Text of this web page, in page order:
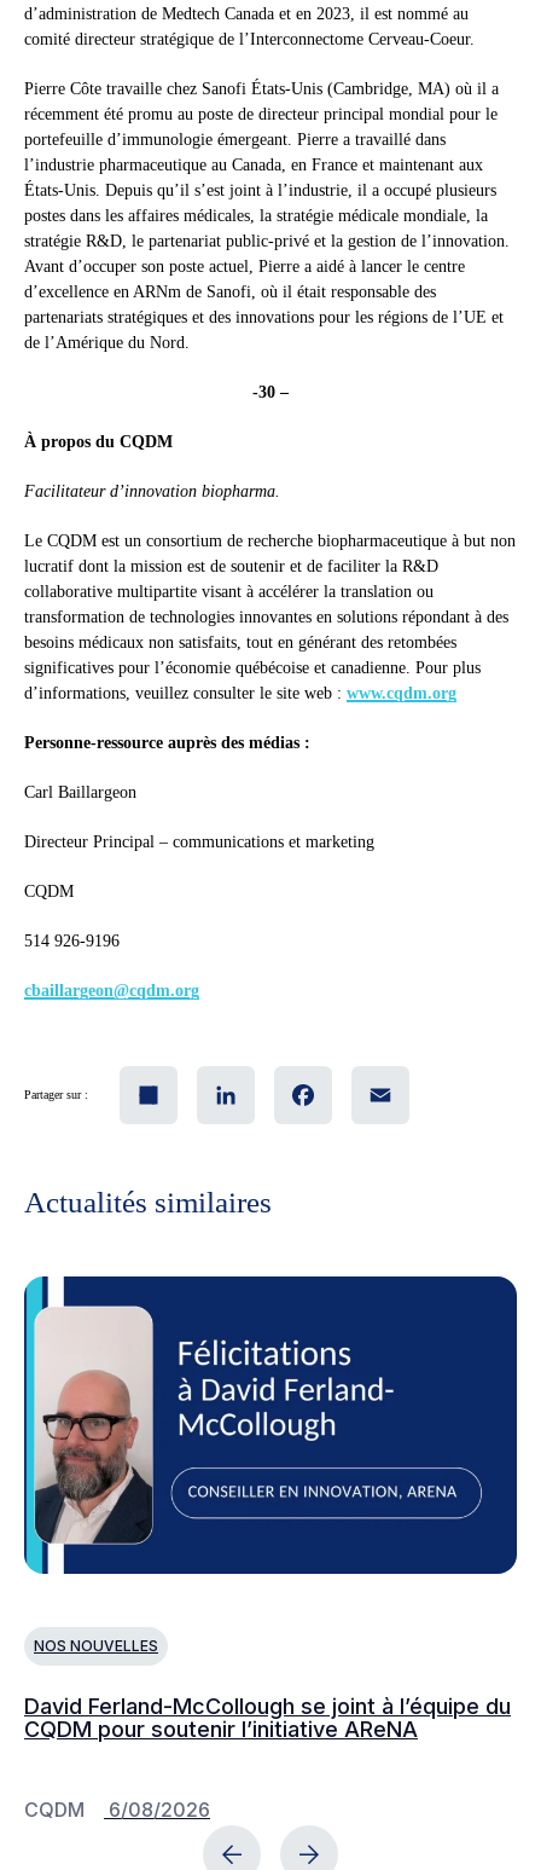
d’administration de Medtech Canada et en 2023, il est nommé au
comité directeur stratégique de l’Interconnectome Cerveau-Coeur.
Pierre Côte travaille chez Sanofi États-Unis (Cambridge, MA) où il a
récemment été promu au poste de directeur principal mondial pour le
portefeuille d’immunologie émergeant. Pierre a travaillé dans
l’industrie pharmaceutique au Canada, en France et maintenant aux
États-Unis. Depuis qu’il s’est joint à l’industrie, il a occupé plusieurs
postes dans les affaires médicales, la stratégie médicale mondiale, la
stratégie R&D, le partenariat public-privé et la gestion de l’innovation.
Avant d’occuper son poste actuel, Pierre a aidé à lancer le centre
d’excellence en ARNm de Sanofi, où il était responsable des
partenariats stratégiques et des innovations pour les régions de l’UE et
de l’Amérique du Nord.
-30 –
À propos du CQDM
Facilitateur d’innovation biopharma.
Le CQDM est un consortium de recherche biopharmaceutique à but non
lucratif dont la mission est de soutenir et de faciliter la R&D
collaborative multipartite visant à accélérer la translation ou
transformation de technologies innovantes en solutions répondant à des
besoins médicaux non satisfaits, tout en générant des retombées
significatives pour l’économie québécoise et canadienne. Pour plus
d’informations, veuillez consulter le site web : www.cqdm.org
Personne-ressource auprès des médias :
Carl Baillargeon
Directeur Principal – communications et marketing
CQDM
514 926-9196
cbaillargeon@cqdm.org
Partager sur :
Actualités similaires
NOS NOUVELLES
David Ferland-McCollough se joint à l’équipe du
CQDM pour soutenir l’initiative AReNA
CQDM 6/08/2026